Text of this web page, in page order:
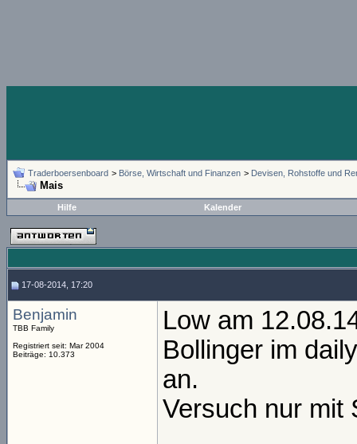
Traderboersenboard > Börse, Wirtschaft und Finanzen > Devisen, Rohstoffe und
Mais
Hilfe Kalender
17-08-2014, 17:20
Benjamin
TBB Family
Registriert seit: Mar 2004
Beiträge: 10.373
Low am
Bollinger im
an.
Versuch nur mit